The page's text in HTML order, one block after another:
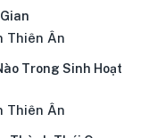
Thiên Ân
Trong Sinh Hoạt
Thiên Ân